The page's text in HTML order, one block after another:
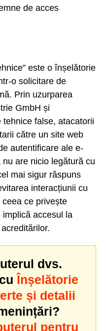
de acces
este o înșelătorie
o solicitare de
Prin uzurparea
GmbH și
false, atacatorii
către un site web
autentificare ale e-
are nicio legătură cu
mai sigur răspuns
interacțiunii cu
ce privește
accesul la
dvs.
Înșelătorie
și detalii
pentru